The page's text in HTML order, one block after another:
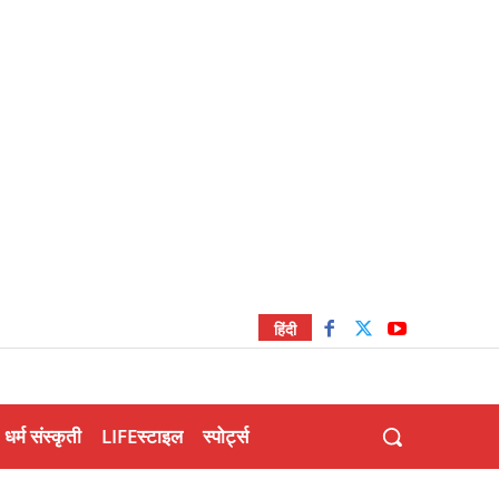
हिंदी
धर्म संस्कृती LIFEस्टाइल स्पोर्ट्स